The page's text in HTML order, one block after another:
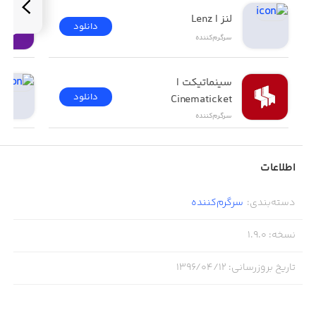
لنز | Lenz
سرگرم‌کننده
دانلود
Cinematicket
سرگرم‌کننده
دانلود
اطلاعات
دسته‌بندی: سرگرم‌کننده
نسخه:
1.9.0
تاریخ بروزرسانی: ۱۳۹۶/۰۴/۱۲